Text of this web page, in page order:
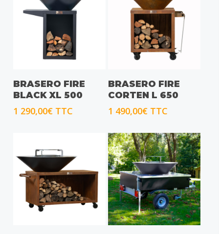
CHOIX DES OPTIONS
BRASERO FIRE
BLACK XL 500
1 290,00€ TTC
CHOIX DES OPTIONS
BRASERO FIRE
CORTEN L 650
1 490,00€ TTC